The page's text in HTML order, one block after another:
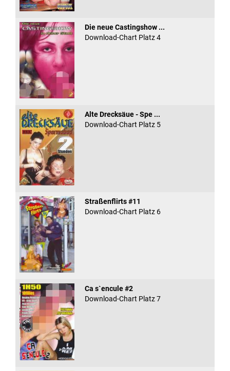
Die neue Castingshow ...
Download-Chart Platz 4
Alte Drecksäue - Spe ...
Download-Chart Platz 5
Straßenflirts #11
Download-Chart Platz 6
Ca s`encule #2
Download-Chart Platz 7